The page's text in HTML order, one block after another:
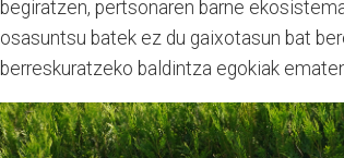
begiratzen, pertsonaren barne
osasuntsu batek ez du gaixotasun bat
berreskuratzeko baldintza egokiak